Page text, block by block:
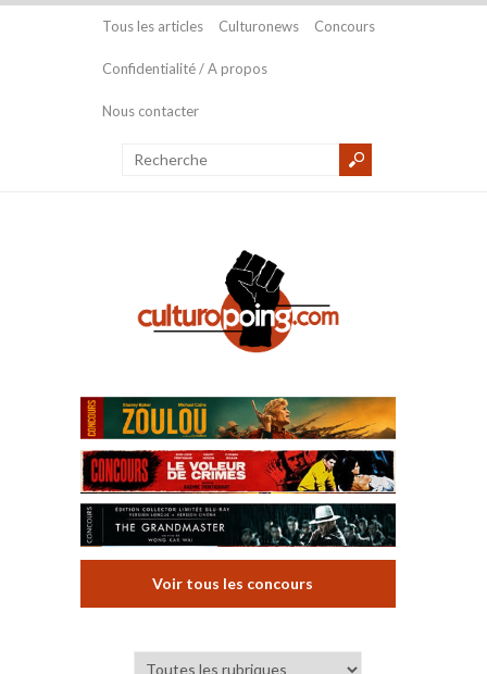
Tous les articles Culturonews Concours
Confidentialité / A propos
Nous contacter
Voir tous les concours